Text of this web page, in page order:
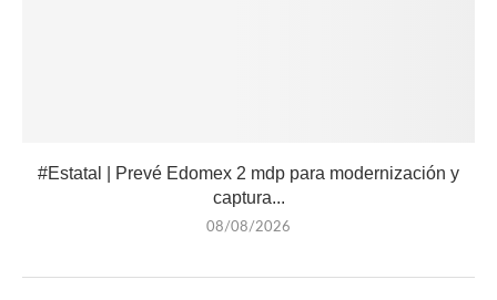
#Estatal | Prevé Edomex 2 mdp para modernización y
captura...
08/08/2026